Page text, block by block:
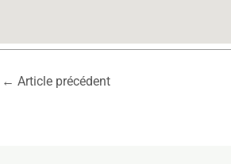
← Article précédent